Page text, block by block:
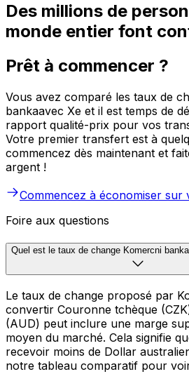
Des millions de
monde entier font
Prêt à commencer ?
Vous avez comparé les taux de
bankaavec Xe et il est temps de
rapport qualité-prix pour vos
Votre premier transfert est à
commencez dès maintenant et
argent !
Commencez à économiser sur
Foire aux questions
Quel est le taux de change Komercni
Le taux de change proposé par
convertir Couronne tchèque
(AUD) peut inclure une marge
moyen du marché. Cela signifie
recevoir moins de Dollar
notre tableau comparatif pour